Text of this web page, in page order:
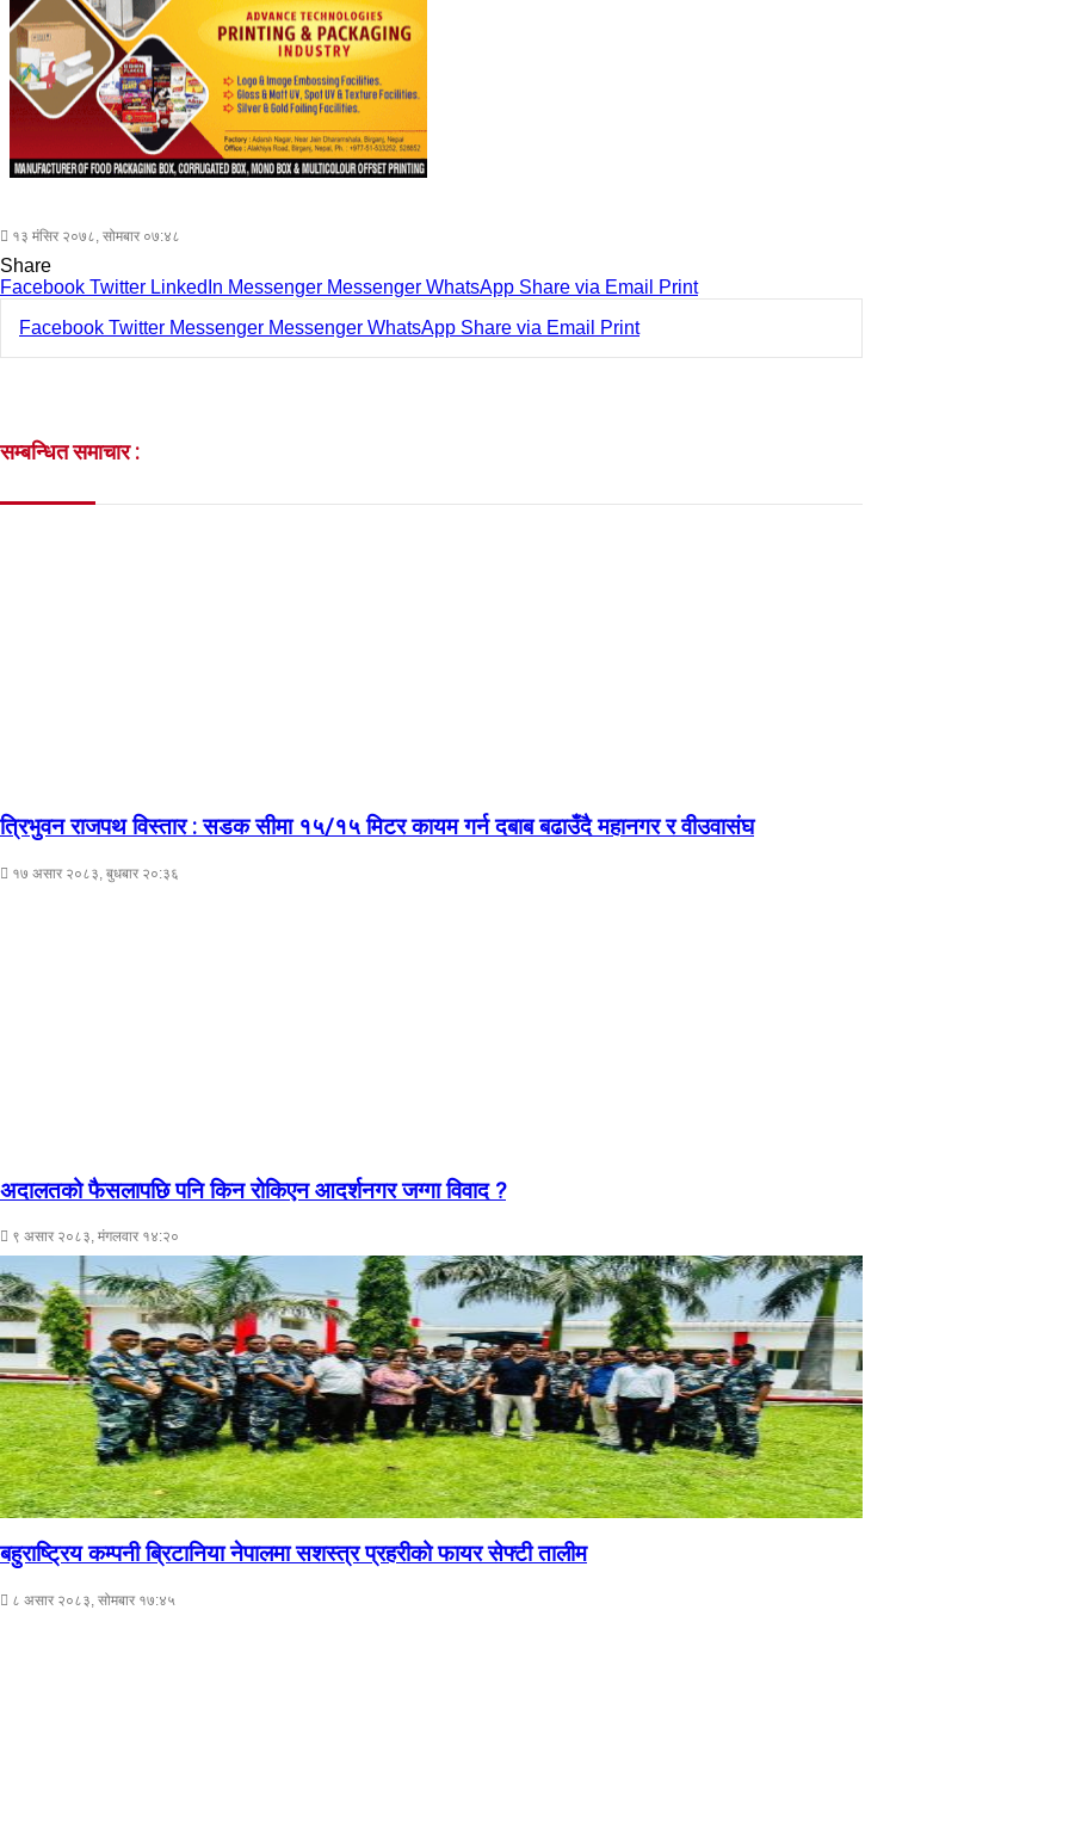
१३ मंसिर २०७८, सोमबार ०७:४८
Share
Facebook Twitter LinkedIn Messenger Messenger WhatsApp Share via Email
Print
Facebook Twitter Messenger Messenger WhatsApp Share via Email Print
सम्बन्धित समाचार :
त्रिभुवन राजपथ विस्तार : सडक सीमा १५/१५ मिटर कायम गर्न दबाब बढाउँदै महानगर र वीउवासंघ
१७ असार २०८३, बुधबार २०:३६
अदालतको फैसलापछि पनि किन रोकिएन आदर्शनगर जग्गा विवाद ?
९ असार २०८३, मंगलवार १४:२०
बहुराष्ट्रिय कम्पनी ब्रिटानिया नेपालमा सशस्त्र प्रहरीको फायर सेफ्टी तालीम
८ असार २०८३, सोमबार १७:४५